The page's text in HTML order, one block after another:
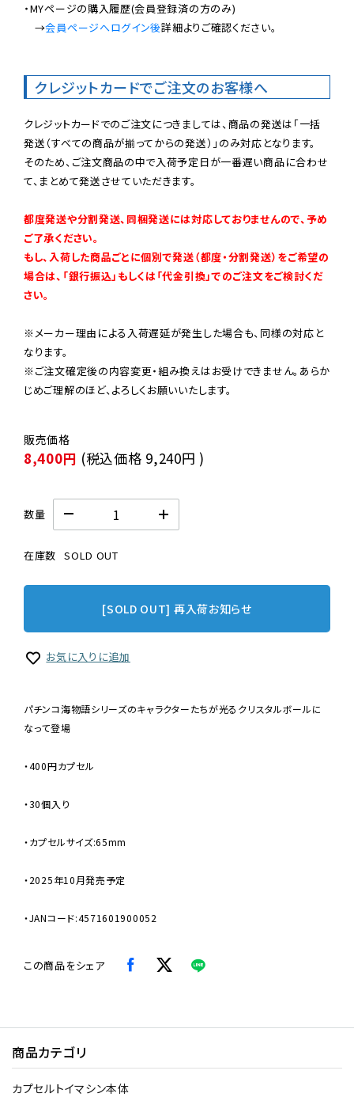
・MYページの購入履歴(会員登録済の方のみ)
→会員ページへログイン後詳細よりご確認ください。
クレジットカードでご注文のお客様へ
クレジットカードでのご注文につきましては、商品の発送は「一括
発送（すべての商品が揃ってからの発送）」のみ対応となります。
そのため、ご注文商品の中で入荷予定日が一番遅い商品に合わせ
て、まとめて発送させていただきます。
都度発送や分割発送、同梱発送には対応しておりませんので、予め
ご了承ください。
もし、入荷した商品ごとに個別で発送（都度・分割発送）をご希望の
場合は、「銀行振込」もしくは「代金引換」でのご注文をご検討くだ
さい。
※メーカー理由による入荷遅延が発生した場合も、同様の対応と
なります。
※ご注文確定後の内容変更・組み換えはお受けできません。あらか
じめご理解のほど、よろしくお願いいたします。
8,400円 (税込価格 9,240円 )
数量
在庫数 SOLD OUT
[SOLD OUT] 再入荷お知らせ
お気に入りに追加
パチンコ海物語シリーズのキャラクターたちが光るクリスタルボールに
なって登場
・400円カプセル
・30個入り
・カプセルサイズ:65mm
・2025年10月発売予定
・JANコード:4571601900052
この商品をシェア
商品カテゴリ
カプセルトイマシン本体